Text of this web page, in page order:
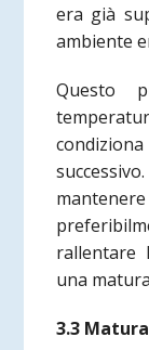
era già
ambiente
Questo
rallentare
una
3.3